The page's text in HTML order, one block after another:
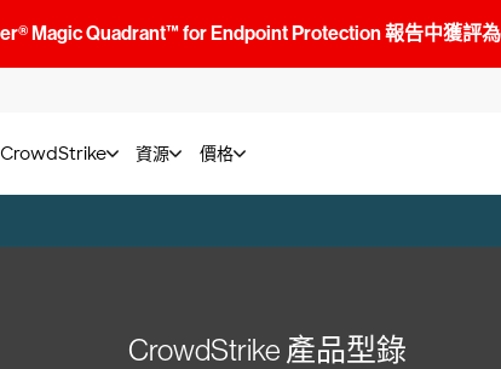
Magic Quadrant™ for Endpoint Protection 報告中獲評
CrowdStrike 資源 價格
CrowdStrike 產品型錄